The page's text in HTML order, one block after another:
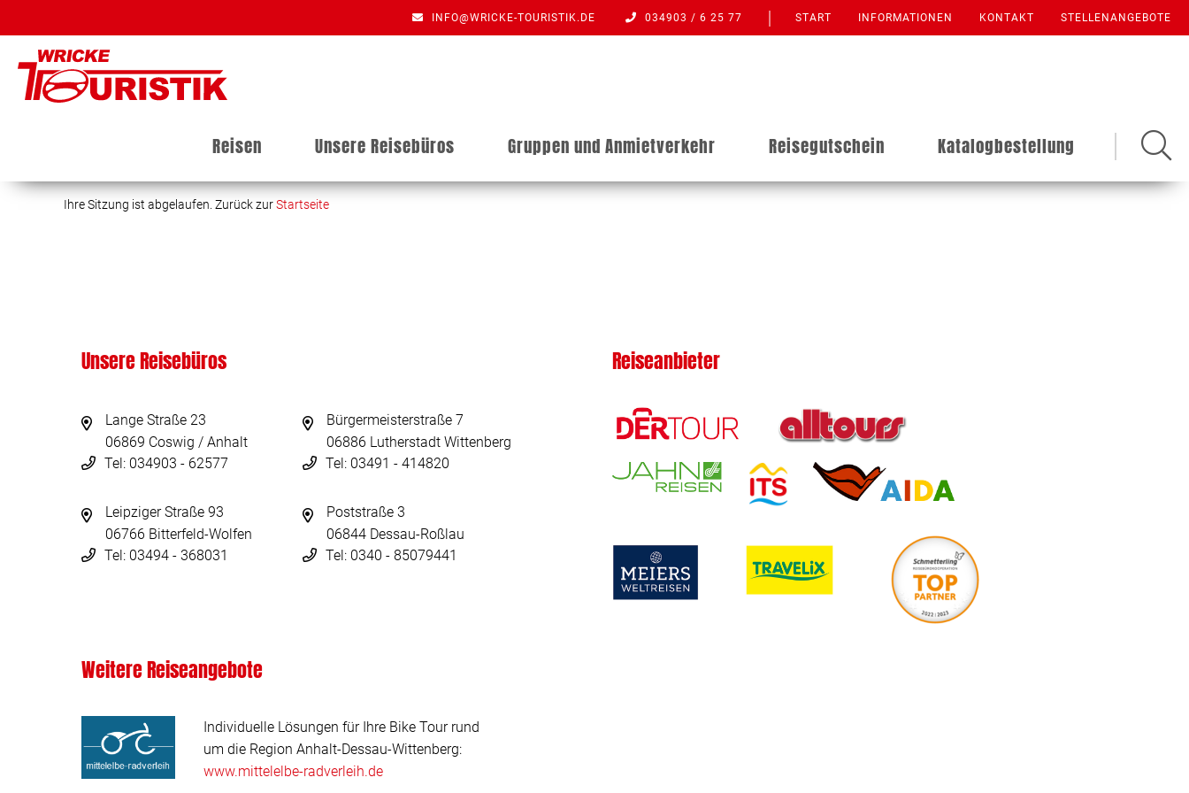
INFO@WRICKE-TOURISTIK.DE 034903 / 6 25 77 START INFORMATIONEN KONTAKT STELLENANGEBOTE
Reisen Unsere Reisebüros Gruppen und Anmietverkehr Reisegutschein Katalogbestellung
Ihre Sitzung ist abgelaufen. Zurück zurStartseite
Unsere Reisebüros
Lange Straße 23
06869 Coswig / Anhalt
Tel: 034903 - 62577
Bürgermeisterstraße 7
06886 Lutherstadt Wittenberg
Tel: 03491 - 414820
Leipziger Straße 93
06766 Bitterfeld-Wolfen
Tel: 03494 - 368031
Poststraße 3
06844 Dessau-Roßlau
Tel: 0340 - 85079441
Reiseanbieter
Weitere Reiseangebote
Individuelle Lösungen für Ihre Bike Tour rund
um die Region Anhalt-Dessau-Wittenberg:
www.mittelelbe-radverleih.de